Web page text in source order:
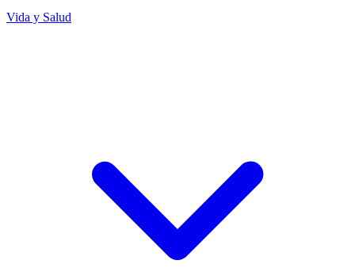
Vida y Salud